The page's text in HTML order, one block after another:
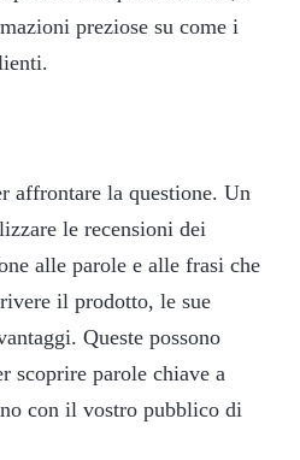
preziose su come i
affrontare la questione. Un
le recensioni dei
alle parole e alle frasi che
il prodotto, le sue
Queste possono
scoprire parole chiave a
con il vostro pubblico di